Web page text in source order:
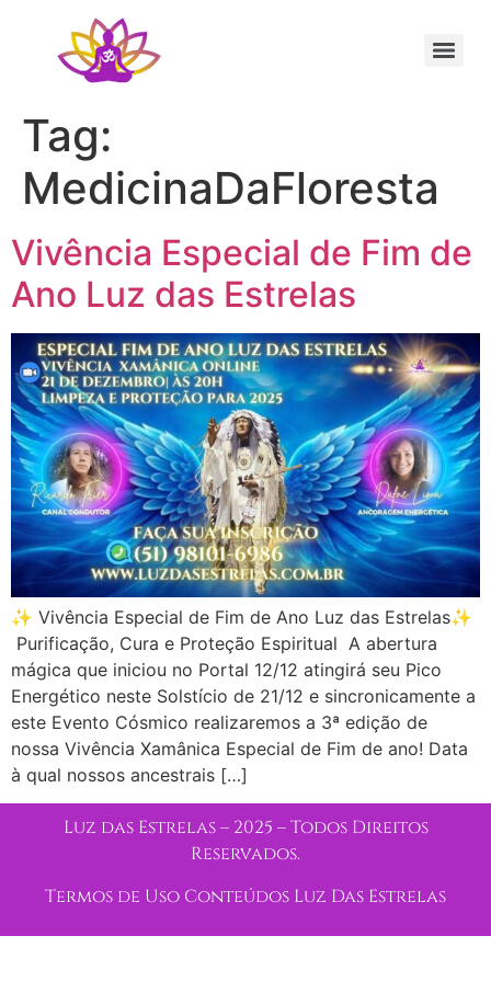
Tag:
MedicinaDaFloresta
Vivência Especial de Fim de
Ano Luz das Estrelas
✨ Vivência Especial de Fim de Ano Luz das Estrelas✨
Purificação, Cura e Proteção Espiritual A abertura
mágica que iniciou no Portal 12/12 atingirá seu Pico
Energético neste Solstício de 21/12 e sincronicamente a
este Evento Cósmico realizaremos a 3ª edição de
nossa Vivência Xamânica Especial de Fim de ano! Data
à qual nossos ancestrais […]
Luz das Estrelas – 2025 – Todos Direitos
Reservados.
Termos de Uso Conteúdos Luz Das Estrelas